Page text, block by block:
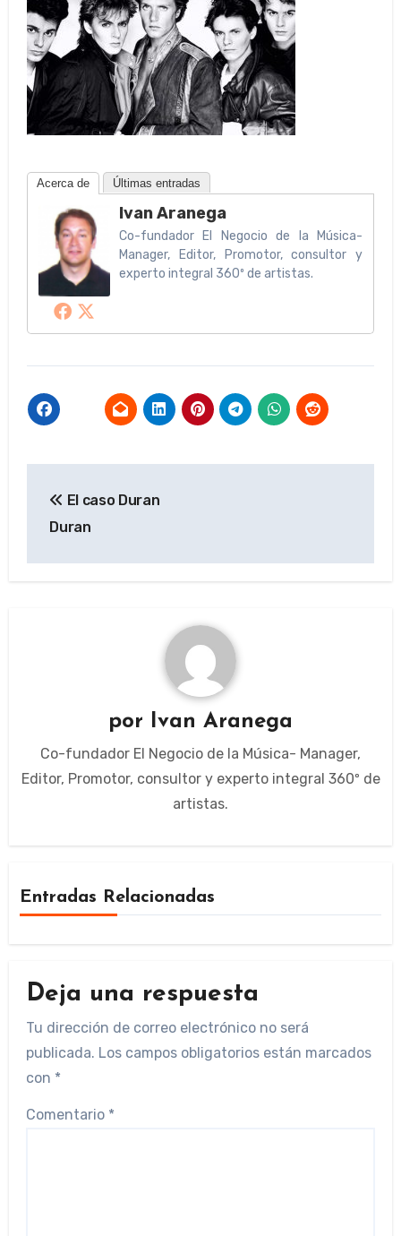
Acerca de Últimas entradas
Ivan Aranega
Co-fundador El Negocio de la Música-
Manager, Editor, Promotor, consultor y
experto integral 360º de artistas.
de
El caso Duran
Duran
por Ivan Aranega
Co-fundador El Negocio de la Música- Manager,
Editor, Promotor, consultor y experto integral 360º de
artistas.
Entradas Relacionadas
Deja una respuesta
Tu dirección de correo electrónico no será
publicada. Los campos obligatorios están marcados
con *
Comentario *